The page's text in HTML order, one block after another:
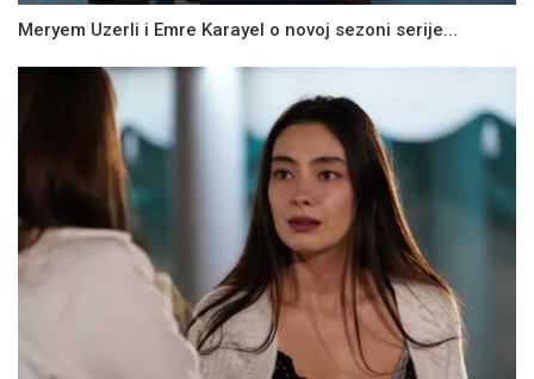
Meryem Uzerli i Emre Karayel o novoj sezoni serije...